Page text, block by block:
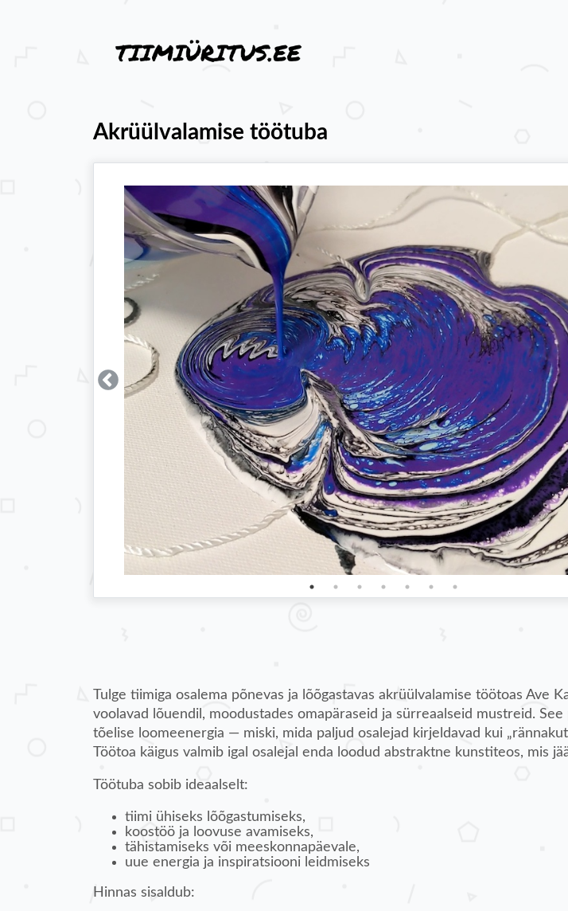
Akrüülvalamise töötuba
Tulge tiimiga osalema põnevas ja lõõgastavas akrüülvalamise töötoas Ave
voolavad lõuendil, moodustades omapäraseid ja sürreaalseid mustreid.
tõelise loomeenergia — miski, mida paljud osalejad kirjeldavad kui
Töötoa käigus valmib igal osalejal enda loodud abstraktne kunstiteos, mis
Töötuba sobib ideaalselt:
tiimi ühiseks lõõgastumiseks,
koostöö ja loovuse avamiseks,
tähistamiseks või meeskonnapäevale,
uue energia ja inspiratsiooni leidmiseks
Hinnas sisaldub: